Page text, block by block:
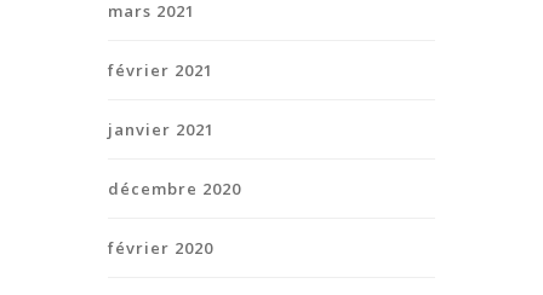
mars 2021
février 2021
janvier 2021
décembre 2020
février 2020